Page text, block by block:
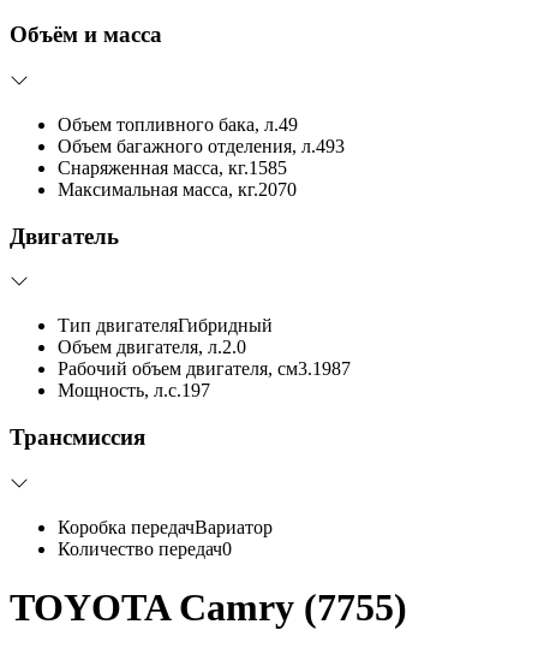
Объём и масса
Объем топливного бака, л.49
Объем багажного отделения, л.493
Снаряженная масса, кг.1585
Максимальная масса, кг.2070
Двигатель
Тип двигателяГибридный
Объем двигателя, л.2.0
Рабочий объем двигателя, см3.1987
Мощность, л.с.197
Трансмиссия
Коробка передачВариатор
Количество передач0
TOYOTA Camry (7755)